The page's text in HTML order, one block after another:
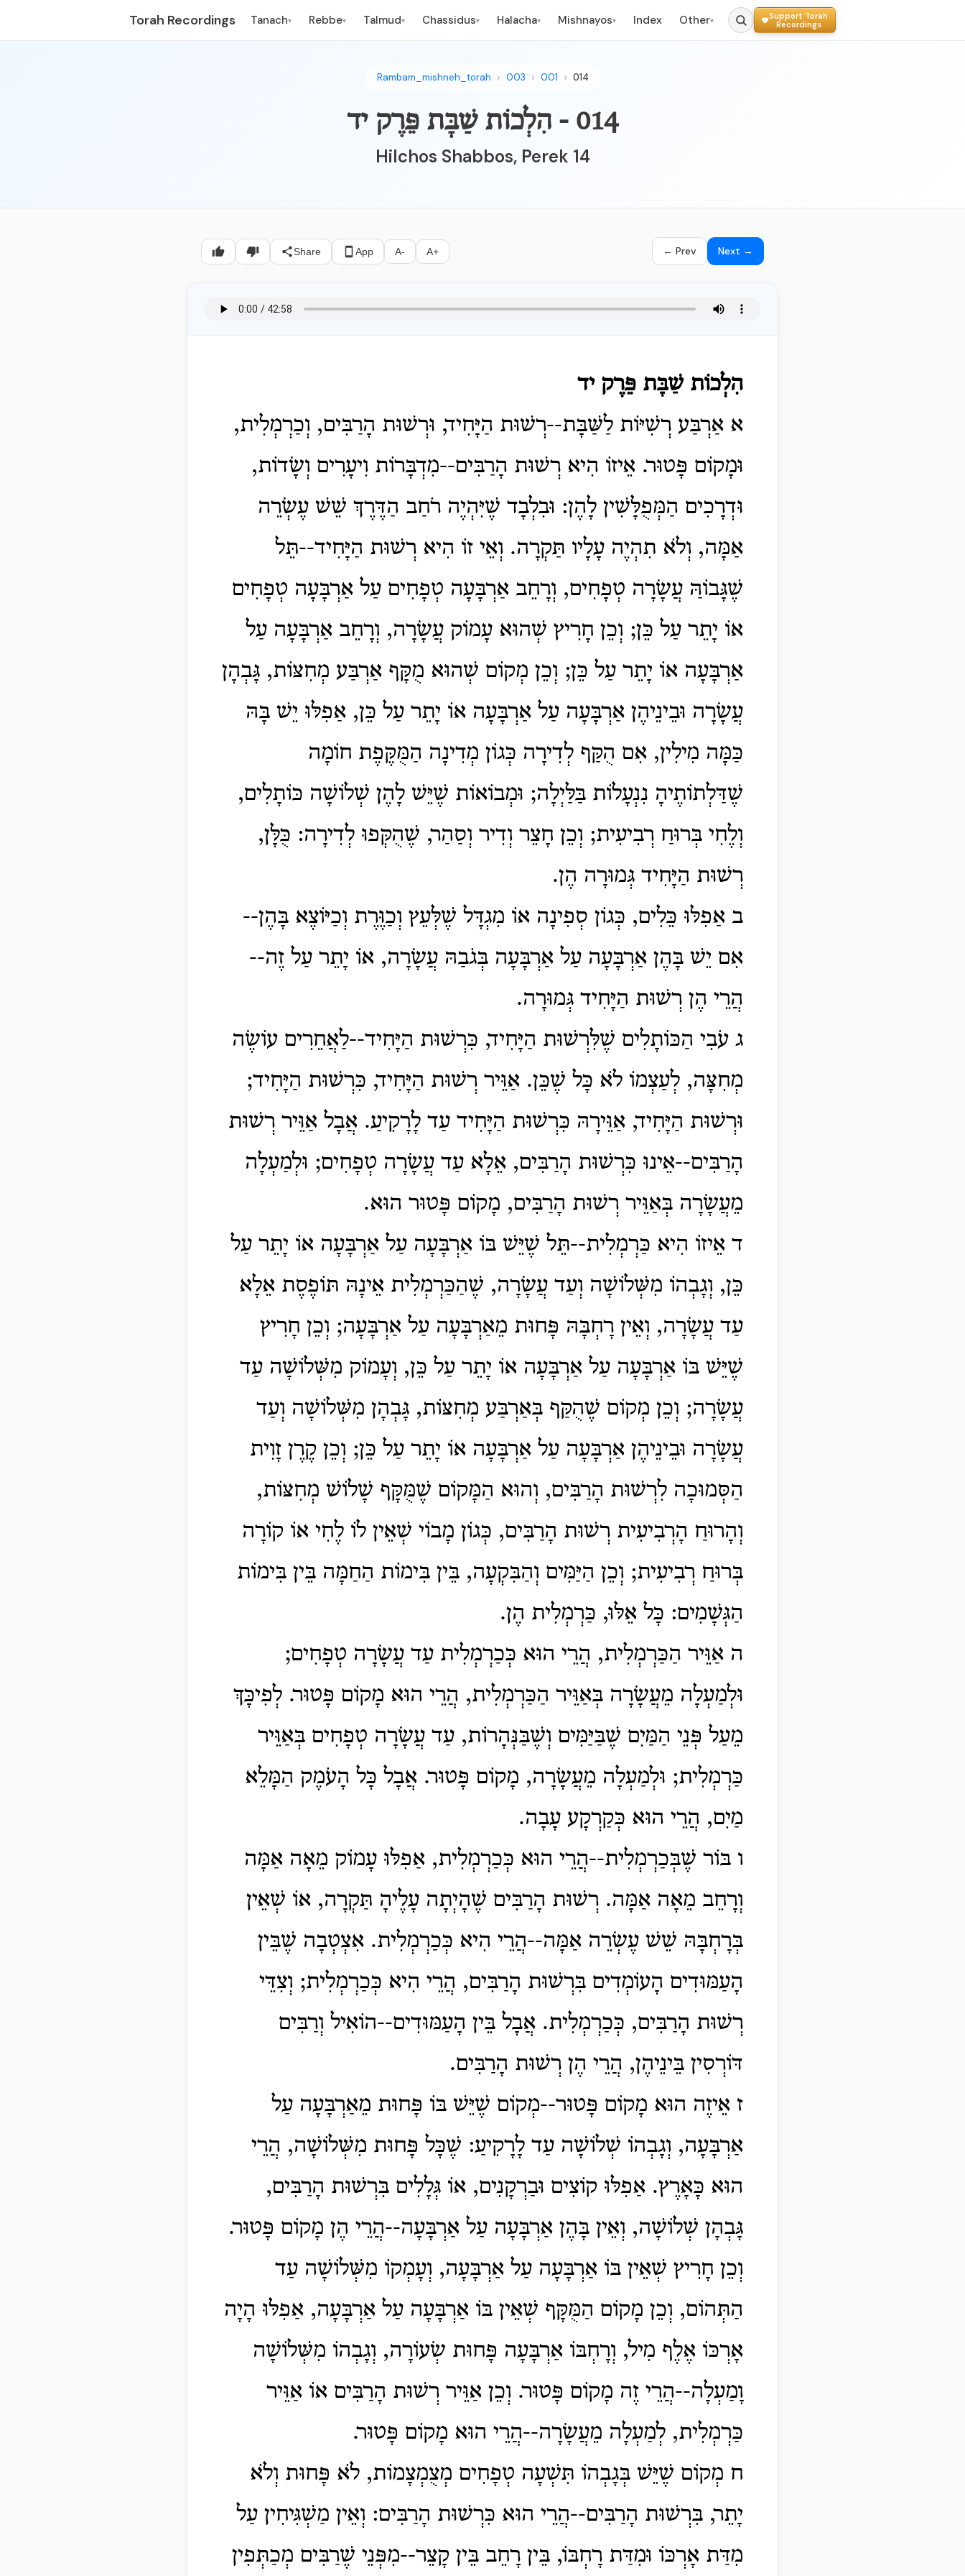
Torah Recordings Tanach▾ Rebbe▾ Talmud▾ Chassidus▾ Halacha▾ Mishnayos▾ Index Other▾
Support Torah
Recordings
Rambam_mishneh_torah 003 001 014
014 - הִלְכוֹת שַׁבָּת פֵּרֶק יד
Hilchos Shabbos, Perek 14
Share App A- A+ ← Prev Next →
הִלְכוֹת שַׁבָּת פֵּרֶק יד
א אַרְבַּע רְשִׁיּוֹת לַשַּׁבָּת--רְשׁוּת הַיָּחִיד, וּרְשׁוּת הָרַבִּים, וְכַרְמְלִית,
וּמָקוֹם פָּטוּר. אֵיזוֹ הִיא רְשׁוּת הָרַבִּים--מִדְבָּרוֹת וִיעָרִים וְשָׂדוֹת,
וּדְרָכִים הַמְּפֻלָּשִׁין לָהֶן: וּבִלְבָד שֶׁיִּהְיֶה רֹחַב הַדֶּרֶךְ שֵׁשׁ עֶשְׂרֵה
אַמָּה, וְלֹא תִהְיֶה עָלָיו תַּקְרָה. וְאֵי זוֹ הִיא רְשׁוּת הַיָּחִיד--תֵּל
שֶׁגָּבוֹהַּ עֲשָׂרָה טְפָחִים, וְרָחֵב אַרְבָּעָה טְפָחִים עַל אַרְבָּעָה טְפָחִים
אוֹ יָתֵר עַל כֵּן; וְכֵן חָרִיץ שְׁהוּא עָמוֹק עֲשָׂרָה, וְרָחֵב אַרְבָּעָה עַל
אַרְבָּעָה אוֹ יָתֵר עַל כֵּן; וְכֵן מְקוֹם שְׁהוּא מֻקָּף אַרְבַּע מְחִצּוֹת, גָּבְהָן
עֲשָׂרָה וּבֵינֵיהֶן אַרְבָּעָה עַל אַרְבָּעָה אוֹ יָתֵר עַל כֵּן, אַפִלּוּ יֵשׁ בָּהּ
כַּמָּה מִילִין, אִם הֻקַּף לְדִירָה כְּגוֹן מְדִינָה הַמֻּקֶּפֶת חוֹמָה
שֶׁדַּלְתוֹתֶיהָ נִנְעָלוֹת בַּלַּיְלָה; וּמְבוֹאוֹת שֶׁיֵּשׁ לָהֶן שְׁלוֹשָׁה כּוֹתָלִים,
וְלֶחִי בְּרוּחַ רְבִיעִית; וְכֵן חָצֵר וְדִיר וְסַהַר, שֶׁהֻקְּפוּ לְדִירָה: כֻּלָּן,
רְשׁוּת הַיָּחִיד גְּמוּרָה הֶן.
ב אַפִלּוּ כֵּלִים, כְּגוֹן סְפִינָה אוֹ מִגְדָּל שֶׁלְּעֵץ וְכַוֶּרֶת וְכַיּוֹצֶא בָּהֶן--
אִם יֵשׁ בָּהֶן אַרְבָּעָה עַל אַרְבָּעָה בְּגֹבַהּ עֲשָׂרָה, אוֹ יָתֵר עַל זֶה--
הֲרֵי הֶן רְשׁוּת הַיָּחִיד גְּמוּרָה.
ג עֹבִי הַכּוֹתָלִים שֶׁלִּרְשׁוּת הַיָּחִיד, כִּרְשׁוּת הַיָּחִיד--לַאֲחֵרִים עוֹשֶׂה
מְחִצָּה, לְעַצְמוֹ לֹא כָּל שֶׁכֵּן. אַוֵּיר רְשׁוּת הַיָּחִיד, כִּרְשׁוּת הַיָּחִיד;
וּרְשׁוּת הַיָּחִיד, אַוֵּירָהּ כִּרְשׁוּת הַיָּחִיד עַד לָרָקִיעַ. אֲבָל אַוֵּיר רְשׁוּת
הָרַבִּים--אֵינוּ כִּרְשׁוּת הָרַבִּים, אֵלָא עַד עֲשָׂרָה טְפָחִים; וּלְמַעְלָה
מֵעֲשָׂרָה בְּאַוֵּיר רְשׁוּת הָרַבִּים, מָקוֹם פָּטוּר הוּא.
ד אֵיזוֹ הִיא כַּרְמְלִית--תֵּל שֶׁיֵּשׁ בּוֹ אַרְבָּעָה עַל אַרְבָּעָה אוֹ יָתֵר עַל
כֵּן, וְגָבְהוֹ מִשְּׁלוֹשָׁה וְעַד עֲשָׂרָה, שֶׁהַכַּרְמְלִית אֵינָהּ תּוֹפֶסֶת אֵלָא
עַד עֲשָׂרָה, וְאֵין רָחְבָּהּ פָּחוּת מֵאַרְבָּעָה עַל אַרְבָּעָה; וְכֵן חָרִיץ
שֶׁיֵּשׁ בּוֹ אַרְבָּעָה עַל אַרְבָּעָה אוֹ יָתֵר עַל כֵּן, וְעָמוֹק מִשְּׁלוֹשָׁה עַד
עֲשָׂרָה; וְכֵן מְקוֹם שֶׁהֻקַּף בְּאַרְבַּע מְחִצּוֹת, גָּבְהָן מִשְּׁלוֹשָׁה וְעַד
עֲשָׂרָה וּבֵינֵיהֶן אַרְבָּעָה עַל אַרְבָּעָה אוֹ יָתֵר עַל כֵּן; וְכֵן קֶרֶן זָוִית
הַסְּמוּכָה לִרְשׁוּת הָרַבִּים, וְהוּא הַמָּקוֹם שֶׁמֻּקָּף שָׁלוֹשׁ מְחִצּוֹת,
וְהָרוּחַ הָרְבִיעִית רְשׁוּת הָרַבִּים, כְּגוֹן מָבוֹי שְׁאֵין לוֹ לֶחִי אוֹ קוֹרָה
בְּרוּחַ רְבִיעִית; וְכֵן הַיַּמִּים וְהַבִּקְעָה, בֵּין בִּימוֹת הַחַמָּה בֵּין בִּימוֹת
הַגְּשָׁמִים: כָּל אֵלּוּ, כַּרְמְלִית הֶן.
ה אַוֵּיר הַכַּרְמְלִית, הֲרֵי הוּא כְּכַרְמְלִית עַד עֲשָׂרָה טְפָחִים;
וּלְמַעְלָה מֵעֲשָׂרָה בְּאַוֵּיר הַכַּרְמְלִית, הֲרֵי הוּא מָקוֹם פָּטוּר. לְפִיכָּךְ
מֵעַל פְּנֵי הַמַּיִם שֶׁבַּיַּמִּים וְשֶׁבַּנְּהָרוֹת, עַד עֲשָׂרָה טְפָחִים בְּאַוֵּיר
כַּרְמְלִית; וּלְמַעְלָה מֵעֲשָׂרָה, מָקוֹם פָּטוּר. אֲבָל כָּל הָעֹמֶק הַמָּלֵא
מַיִם, הֲרֵי הוּא כְּקַרְקָע עָבָה.
ו בּוֹר שֶׁבְּכַרְמְלִית--הֲרֵי הוּא כְּכַרְמְלִית, אַפִלּוּ עָמוֹק מֵאָה אַמָּה
וְרָחֵב מֵאָה אַמָּה. רְשׁוּת הָרַבִּים שֶׁהָיְתָה עָלֶיהָ תַּקְרָה, אוֹ שְׁאֵין
בְּרָחְבָּהּ שֵׁשׁ עֶשְׂרֵה אַמָּה--הֲרֵי הִיא כְּכַרְמְלִית. אִצְטְבָה שֶׁבֵּין
הָעַמּוּדִים הָעוֹמְדִים בִּרְשׁוּת הָרַבִּים, הֲרֵי הִיא כְּכַרְמְלִית; וְצִדֵּי
רְשׁוּת הָרַבִּים, כְּכַרְמְלִית. אֲבָל בֵּין הָעַמּוּדִים--הוֹאִיל וְרַבִּים
דּוֹרְסִין בֵּינֵיהֶן, הֲרֵי הֶן רְשׁוּת הָרַבִּים.
ז אֵיזֶה הוּא מָקוֹם פָּטוּר--מְקוֹם שֶׁיֵּשׁ בּוֹ פָּחוּת מֵאַרְבָּעָה עַל
אַרְבָּעָה, וְגָבְהוֹ שְׁלוֹשָׁה עַד לָרָקִיעַ: שֶׁכָּל פָּחוּת מִשְּׁלוֹשָׁה, הֲרֵי
הוּא כָּאָרֶץ. אַפִלּוּ קוֹצִים וּבַרְקָנִים, אוֹ גְּלָלִים בִּרְשׁוּת הָרַבִּים,
גָּבְהָן שְׁלוֹשָׁה, וְאֵין בָּהֶן אַרְבָּעָה עַל אַרְבָּעָה--הֲרֵי הֶן מָקוֹם פָּטוּר.
וְכֵן חָרִיץ שְׁאֵין בּוֹ אַרְבָּעָה עַל אַרְבָּעָה, וְעָמְקוֹ מִשְּׁלוֹשָׁה עַד
הַתְּהוֹם, וְכֵן מָקוֹם הַמֻּקָּף שְׁאֵין בּוֹ אַרְבָּעָה עַל אַרְבָּעָה, אַפִלּוּ הָיָה
אָרְכּוֹ אֶלֶף מִיל, וְרָחְבּוֹ אַרְבָּעָה פָּחוּת שְׂעוֹרָה, וְגָבְהוֹ מִשְּׁלוֹשָׁה
וָמַעְלָה--הֲרֵי זֶה מָקוֹם פָּטוּר. וְכֵן אַוֵּיר רְשׁוּת הָרַבִּים אוֹ אַוֵּיר
כַּרְמְלִית, לְמַעְלָה מֵעֲשָׂרָה--הֲרֵי הוּא מָקוֹם פָּטוּר.
ח מְקוֹם שֶׁיֵּשׁ בְּגָבְהוֹ תִּשְׁעָה טְפָחִים מְצֻמְצָמוֹת, לֹא פָּחוּת וְלֹא
יָתֵר, בִּרְשׁוּת הָרַבִּים--הֲרֵי הוּא כִּרְשׁוּת הָרַבִּים: וְאֵין מַשְׁגִּיחִין עַל
מִדַּת אָרְכּוֹ וּמִדַּת רָחְבּוֹ, בֵּין רָחֵב בֵּין קָצֵר--מִפְּנֵי שֶׁרַבִּים מְכַתְּפִין